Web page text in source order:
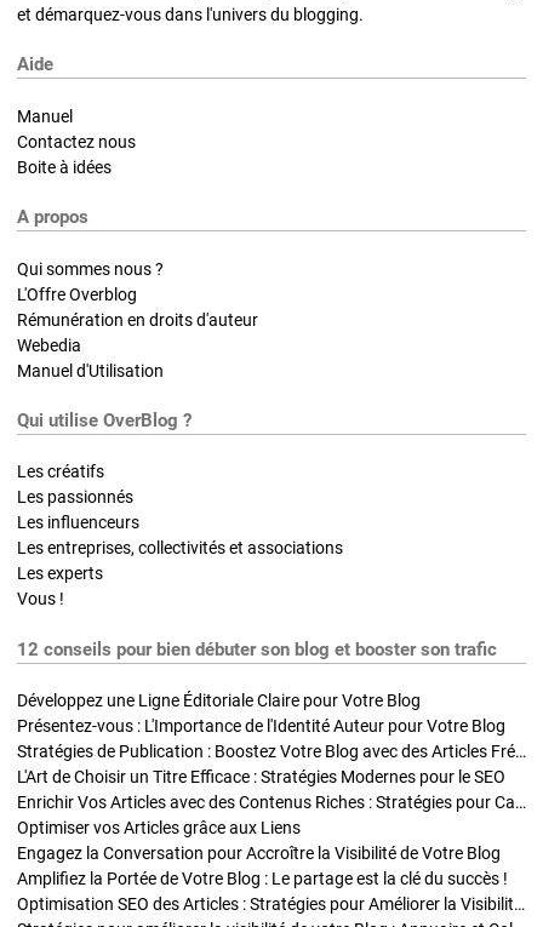
et démarquez-vous dans l'univers du blogging.
Aide
Manuel
Contactez nous
Boite à idées
A propos
Qui sommes nous ?
L'Offre Overblog
Rémunération en droits d'auteur
Webedia
Manuel d'Utilisation
Qui utilise OverBlog ?
Les créatifs
Les passionnés
Les influenceurs
Les entreprises, collectivités et associations
Les experts
Vous !
12 conseils pour bien débuter son blog et booster son trafic
Développez une Ligne Éditoriale Claire pour Votre Blog
Présentez-vous : L'Importance de l'Identité Auteur pour Votre Blog
Stratégies de Publication : Boostez Votre Blog avec des Articles Fréquents et Exclusifs
L'Art de Choisir un Titre Efficace : Stratégies Modernes pour le SEO
Enrichir Vos Articles avec des Contenus Riches : Stratégies pour Captiver et Optimiser
Optimiser vos Articles grâce aux Liens
Engagez la Conversation pour Accroître la Visibilité de Votre Blog
Amplifiez la Portée de Votre Blog : Le partage est la clé du succès !
Optimisation SEO des Articles : Stratégies pour Améliorer la Visibilité de Votre Blog